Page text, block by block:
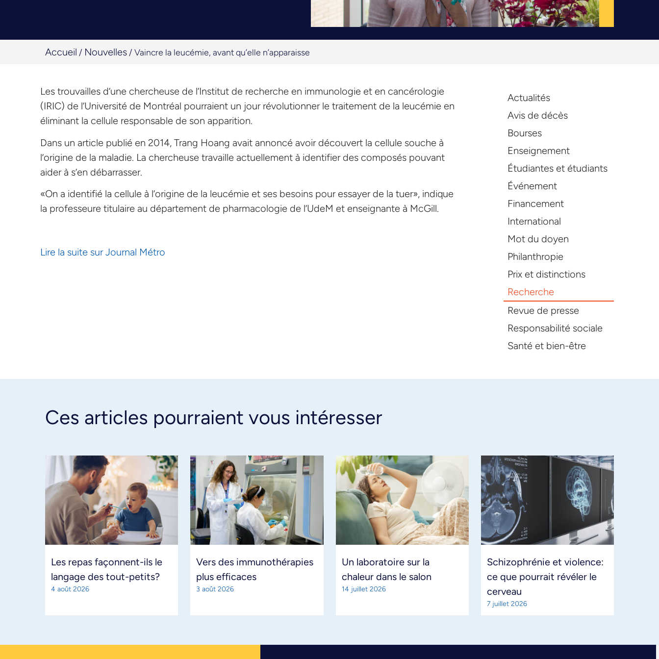
Accueil / Nouvelles / Vaincre la leucémie, avant qu’elle n’apparaisse
Les trouvailles d’une chercheuse de l’Institut de recherche en immunologie et en cancérologie
(IRIC) de l’Université de Montréal pourraient un jour révolutionner le traitement de la leucémie en
éliminant la cellule responsable de son apparition.
Dans un article publié en 2014, Trang Hoang avait annoncé avoir découvert la cellule souche à
l’origine de la maladie. La chercheuse travaille actuellement à identifier des composés pouvant
aider à s’en débarrasser.
«On a identifié la cellule à l’origine de la leucémie et ses besoins pour essayer de la tuer», indique
la professeure titulaire au département de pharmacologie de l’UdeM et enseignante à McGill.
Lire la suite sur Journal Métro
Actualités
Avis de décès
Bourses
Enseignement
Étudiantes et étudiants
Événement
Financement
International
Mot du doyen
Philanthropie
Prix et distinctions
Recherche
Revue de presse
Responsabilité sociale
Santé et bien-être
Ces articles pourraient vous intéresser
Les repas façonnent-ils le
langage des tout-petits?
4 août 2026
Vers des immunothérapies
plus efficaces
3 août 2026
Un laboratoire sur la
chaleur dans le salon
14 juillet 2026
Schizophrénie et violence:
ce que pourrait révéler le
cerveau
7 juillet 2026